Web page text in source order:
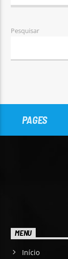
Pesquisar
PAGES
MENU
Início